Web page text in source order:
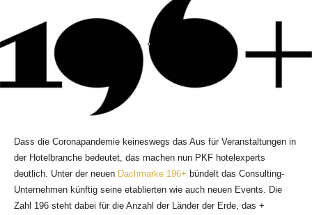
Dass die Coronapandemie keineswegs das Aus für Veranstaltungen in
der Hotelbranche bedeutet, das machen nun PKF hotelexperts
deutlich. Unter der neuen Dachmarke 196+ bündelt das Consulting-
Unternehmen künftig seine etablierten wie auch neuen Events. Die
Zahl 196 steht dabei für die Anzahl der Länder der Erde, das +